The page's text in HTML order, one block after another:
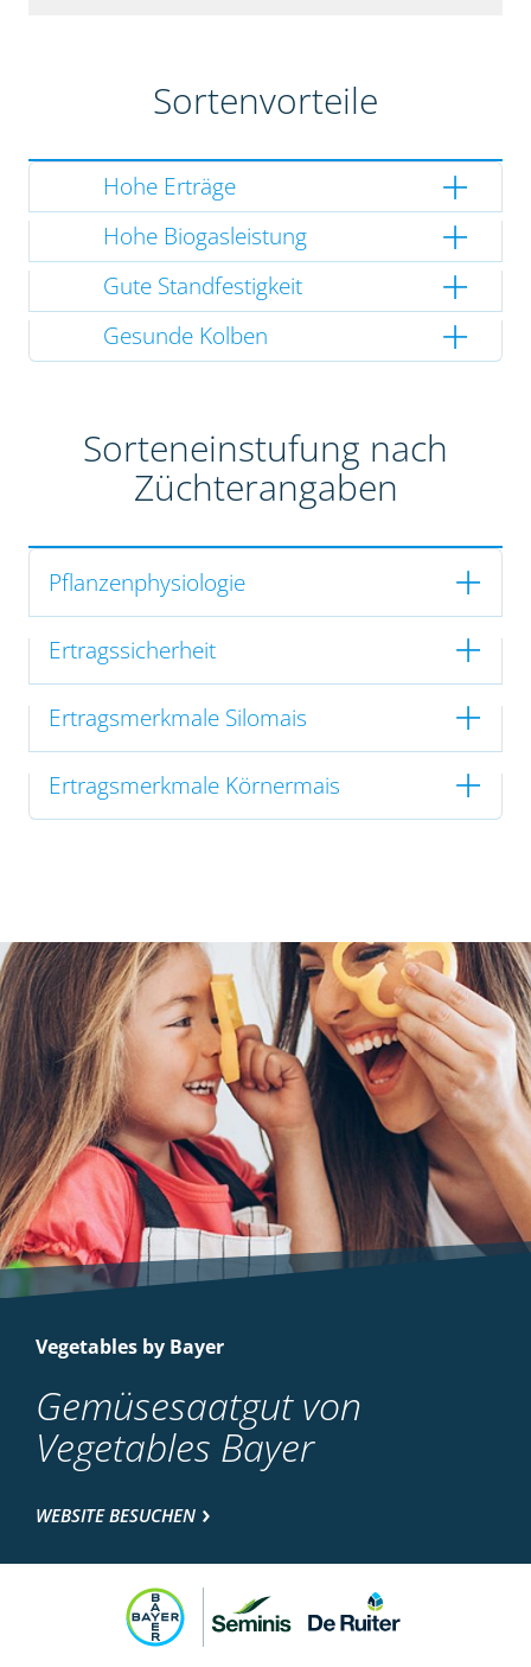
Sortenvorteile
Hohe Erträge
Hohe Biogasleistung
Gute Standfestigkeit
Gesunde Kolben
Sorteneinstufung nach
Züchterangaben
Pflanzenphysiologie
Ertragssicherheit
Ertragsmerkmale Silomais
Ertragsmerkmale Körnermais
Vegetables by Bayer
Gemüsesaatgut von
Vegetables Bayer
WEBSITE BESUCHEN